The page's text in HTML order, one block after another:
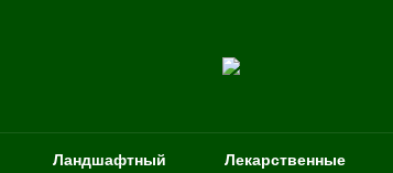
Ландшафтный
Лекарственные